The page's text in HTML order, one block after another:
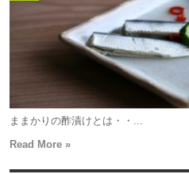
ままかりの酢漬けとは・・...
Read More »